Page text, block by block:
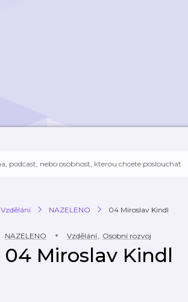
Vzdělání NAZELENO 04 Miroslav Kindl
NAZELENO Vzdělání, Osobní rozvoj
04 Miroslav Kindl